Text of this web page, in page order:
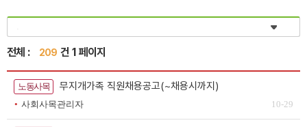
전체 : 209 건 1 페이지
노동사목 무지개가족 직원채용공고(~채용시까지)
사회사목관리자 10-29